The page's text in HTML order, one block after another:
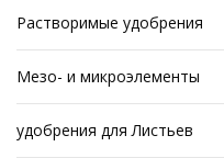
Растворимые удобрения
Мезо- и микроэлементы
удобрения для Листьев